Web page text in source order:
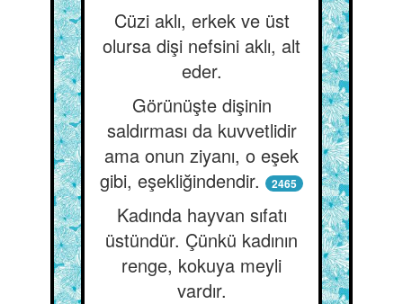
Cüzi aklı, erkek ve üst
olursa dişi nefsini aklı, alt
eder.
Görünüşte dişinin
saldırması da kuvvetlidir
ama onun ziyanı, o eşek
gibi, eşekliğindendir.
2465
Kadında hayvan sıfatı
üstündür. Çünkü kadının
renge, kokuya meyli
vardır.